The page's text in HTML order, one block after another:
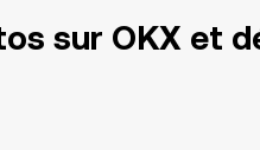
sur OKX et